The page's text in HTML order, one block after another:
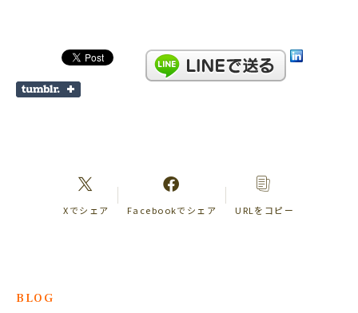
Xでシェア Facebookでシェア URLをコピー
BLOG